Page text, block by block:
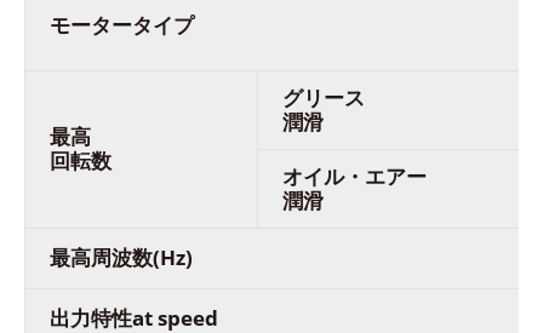
モータータイプ
最高
回転数
グリース
潤滑
オイル・エアー
潤滑
最高周波数(Hz)
出力特性at speed